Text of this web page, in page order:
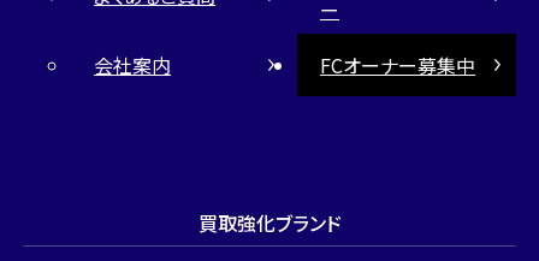
ー
会社案内
FCオーナー募集中
買取強化ブランド